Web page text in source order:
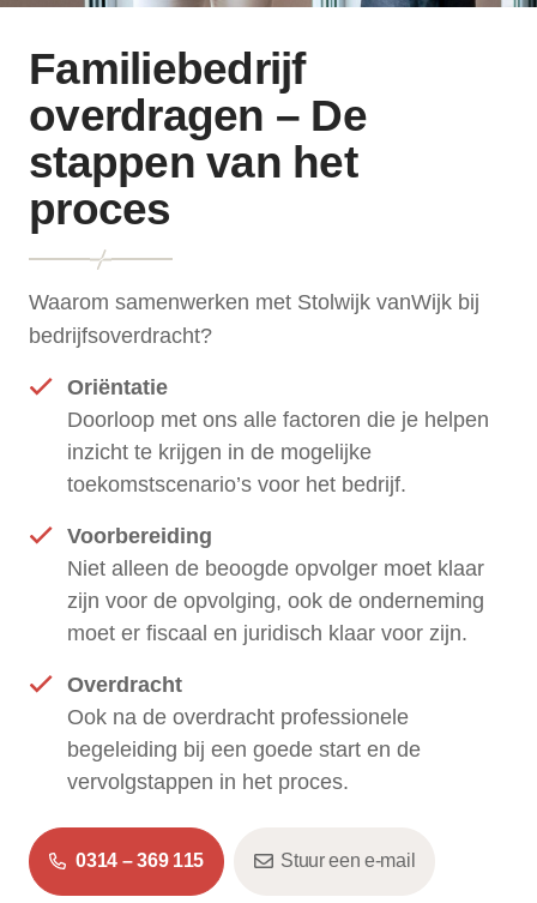
Familiebedrijf
overdragen – De
stappen van het
proces
Waarom samenwerken met Stolwijk vanWijk bij
bedrijfsoverdracht?
Oriëntatie
Doorloop met ons alle factoren die je helpen
inzicht te krijgen in de mogelijke
toekomstscenario’s voor het bedrijf.
Voorbereiding
Niet alleen de beoogde opvolger moet klaar
zijn voor de opvolging, ook de onderneming
moet er fiscaal en juridisch klaar voor zijn.
Overdracht
Ook na de overdracht professionele
begeleiding bij een goede start en de
vervolgstappen in het proces.
0314 – 369 115 Stuur een e-mail